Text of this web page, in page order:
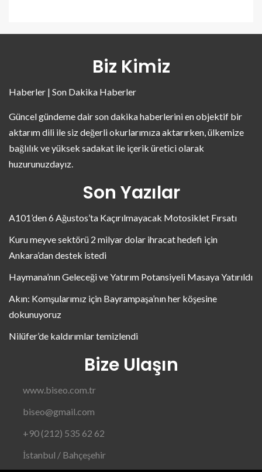
Biz Kimiz
Haberler | Son Dakika Haberler
Güncel gündeme dair son dakika haberlerini en objektif bir
aktarım dili ile siz değerli okurlarımıza aktarırken, ülkemize
bağlılık ve yüksek sadakat ile içerik üretici olarak
huzurunuzdayız.
Son Yazılar
A101’den 6 Ağustos’ta Kaçırılmayacak Motosiklet Fırsatı
Kuru meyve sektörü 2 milyar dolar ihracat hedefi için
Ankara’dan destek istedi
Haymana’nın Geleceği ve Yatırım Potansiyeli Masaya Yatırıldı
Akın: Komşularımız için Bayrampaşa’nın her köşesine
dokunuyoruz
Nilüfer’de kaldırımlar temizlendi
Bize Ulaşın
www.biseo.com.tr
biseo@gmail.com
+90 (212) 535 62 62
İstanbul / Bahçeşehir